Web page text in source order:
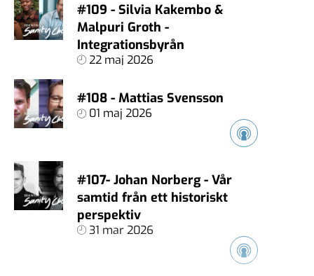
#109 - Silvia Kakembo &
Malpuri Groth -
Integrationsbyrån
22 maj 2026
#108 - Mattias Svensson
01 maj 2026
#107- Johan Norberg - Vår
samtid från ett historiskt
perspektiv
31 mar 2026